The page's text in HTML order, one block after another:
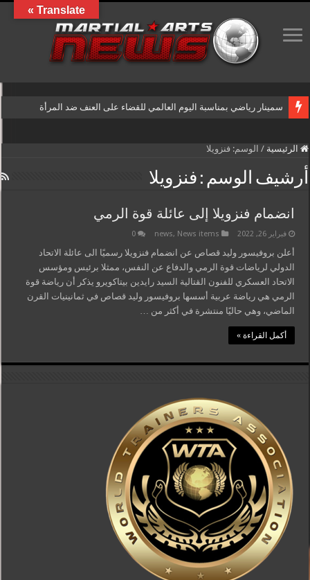
سمينار رياضي بمناسبة اليوم العالمي للقضاء على العنف ضد المرأة
الرئيسية / الوسم:فنزويلا
أرشيف الوسم : فنزويلا
انضمام فنزويلا إلى عائلة قوة الرمي
فبراير 26, 2022 news, News items
0
أعلن بروفيسور وليد قصاص عن انضمام فنزويلا رسميًا الى عائلة الاتحاد
الدولي لرياضات قوة الرمي والدفاع عن النفس، ممثلا برئيس ومؤسس
الاتحاد العسكري للفنون القتالية السيد رايدين بيتاكويرو يذكر أن رياضة قوة
الرمي هي رياضة عربية أسسها بروفيسور وليد قصاص في ثمانينيات القرن
الماضي، وهي حاليًا منتشرة في أكثر من …
أكمل القراءة »
Translate »